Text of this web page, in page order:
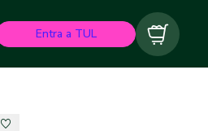
Entra a TUL Carrito